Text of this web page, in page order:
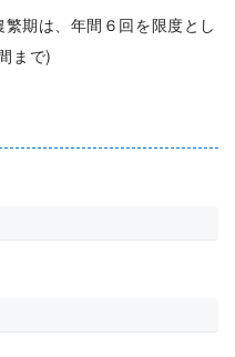
期は、年間６回を限度とし
まで)